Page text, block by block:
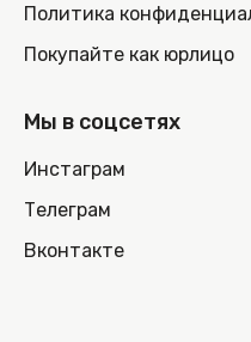
Политика
Покупайте как юрлицо
Мы в соцсетях
Инстаграм
Телеграм
Вконтакте